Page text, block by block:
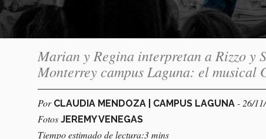
Marian y Regina interpretan a Rizzo y
Monterrey campus Laguna: el musical
Por CLAUDIA MENDOZA | CAMPUS LAGUNA - 26/
Fotos JEREMY VENEGAS
Tiempo estimado de lectura:3 mins